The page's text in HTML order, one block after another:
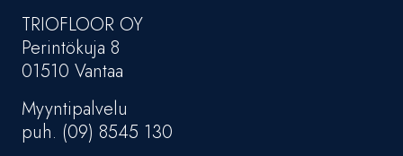
TRIOFLOOR OY
Perintökuja 8
01510 Vantaa
Myyntipalvelu
puh. (09) 8545 130